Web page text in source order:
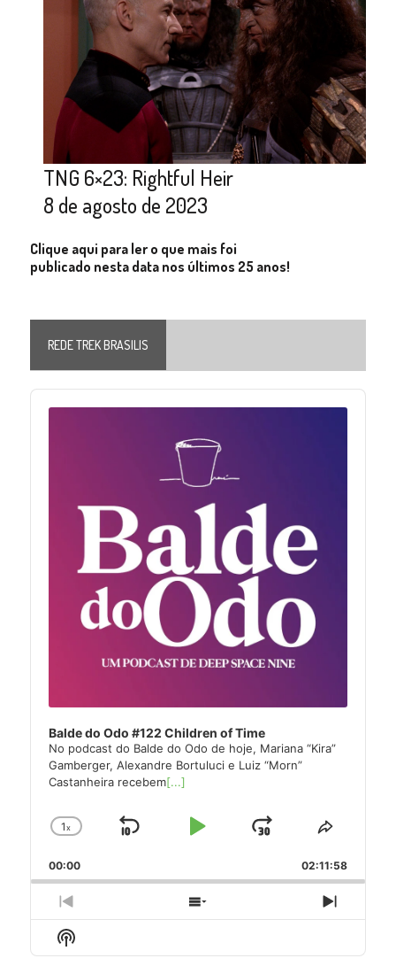
TNG 6×23: Rightful Heir
8 de agosto de 2023
Clique aqui para ler o que mais foi
publicado nesta data nos últimos 25 anos!
REDE TREK BRASILIS
Audio
Player
Balde do Odo #122 Children of Time
No podcast do Balde do Odo de hoje, Mariana “Kira”
Gamberger, Alexandre Bortuluci e Luiz “Morn”
Castanheira recebem[...]
Change
Rate
1x
Skip
Play
Jump
Forward
Share
Episode
00:00 02:11:58
Previous
Episode
Show
Episodes
Next
Episode
Show
Podcast